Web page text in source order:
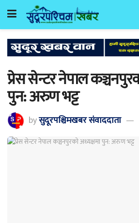
प्रेस सेन्टर नेपाल
पुन: अरुण भट्ट
byसुदूरपश्चिमखबर संंवाददाता